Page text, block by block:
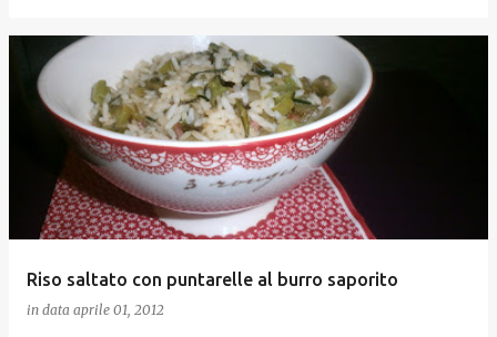
Riso saltato con puntarelle al burro saporito
in data aprile 01, 2012